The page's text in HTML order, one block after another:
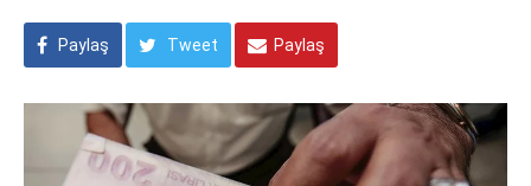
Paylaş Tweet Paylaş